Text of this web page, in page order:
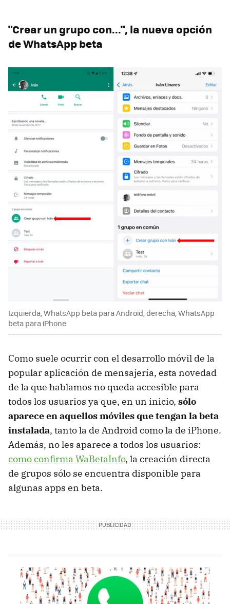
"Crear un grupo con...", la nueva opción
de WhatsApp beta
Izquierda, WhatsApp beta para Android; derecha, WhatsApp
beta para iPhone
Como suele ocurrir con el desarrollo móvil de la
popular aplicación de mensajería, esta novedad
de la que hablamos no queda accesible para
todos los usuarios ya que, en un inicio, sólo
aparece en aquellos móviles que tengan la beta
instalada, tanto la de Android como la de iPhone.
Además, no les aparece a todos los usuarios:
como confirma WaBetaInfo, la creación directa
de grupos sólo se encuentra disponible para
algunas apps en beta.